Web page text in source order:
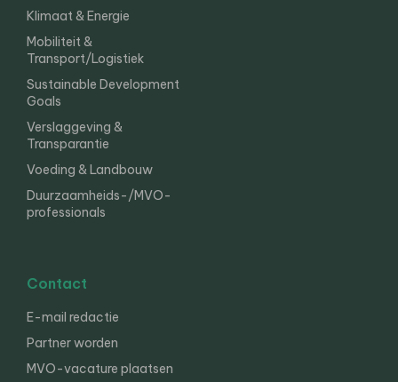
Klimaat & Energie
Mobiliteit &
Transport/Logistiek
Sustainable Development
Goals
Verslaggeving &
Transparantie
Voeding & Landbouw
Duurzaamheids-/MVO-
professionals
Contact
E-mail redactie
Partner worden
MVO-vacature plaatsen